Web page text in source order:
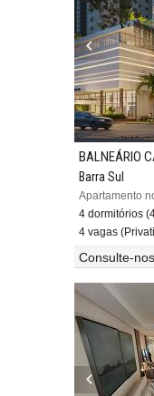
BALNEÁRIO
Barra Sul
Apartamento
4 dormitórios
4 vagas
Consulte-nos